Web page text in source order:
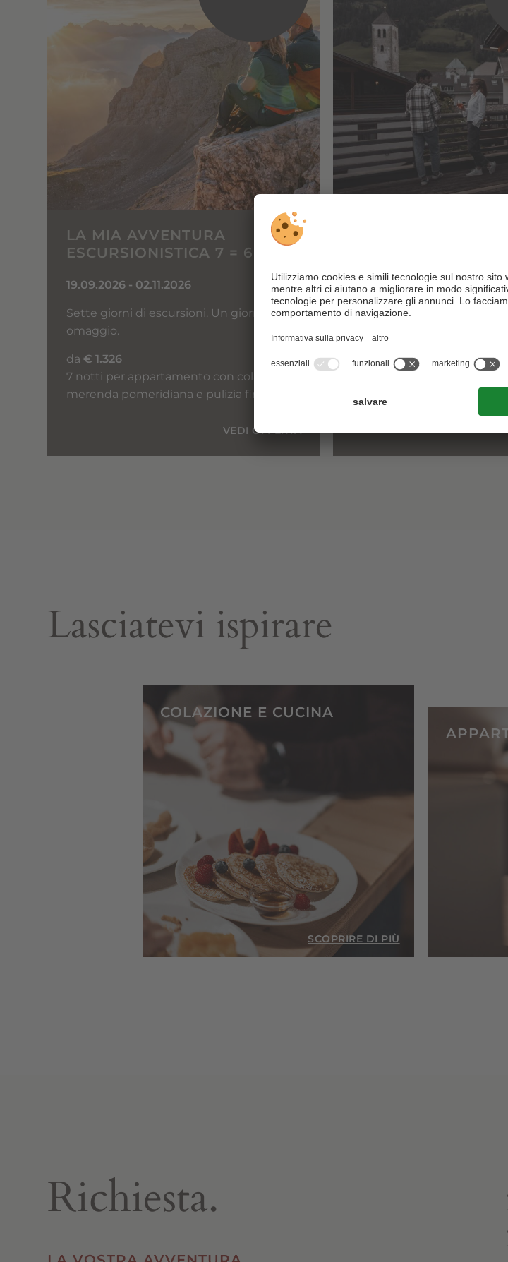
LA MIA AVVENTURA
ESCURSIONISTICA 7 = 6
19.09.2026 - 02.11.2026
Sette giorni di escursioni. Un giorno in
omaggio.
da€ 1.326
7 notti per appartamento con colazione,
merenda pomeridiana e pulizia finale
VEDI OFFERTA
25.07.2026 - 28.08.2026
05.09.2026 - 02.11.2026
da € 1.481
nella suite Franz con
pomeridiana e pulizia finale
Lasciatevi ispirare
COLAZIONE E CUCINA
SCOPRIRE DI PIÙ
Richiesta.